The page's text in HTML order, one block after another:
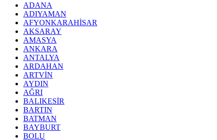
ADANA
ADIYAMAN
AFYONKARAHİSAR
AKSARAY
AMASYA
ANKARA
ANTALYA
ARDAHAN
ARTVİN
AYDIN
AĞRI
BALIKESİR
BARTIN
BATMAN
BAYBURT
BOLU